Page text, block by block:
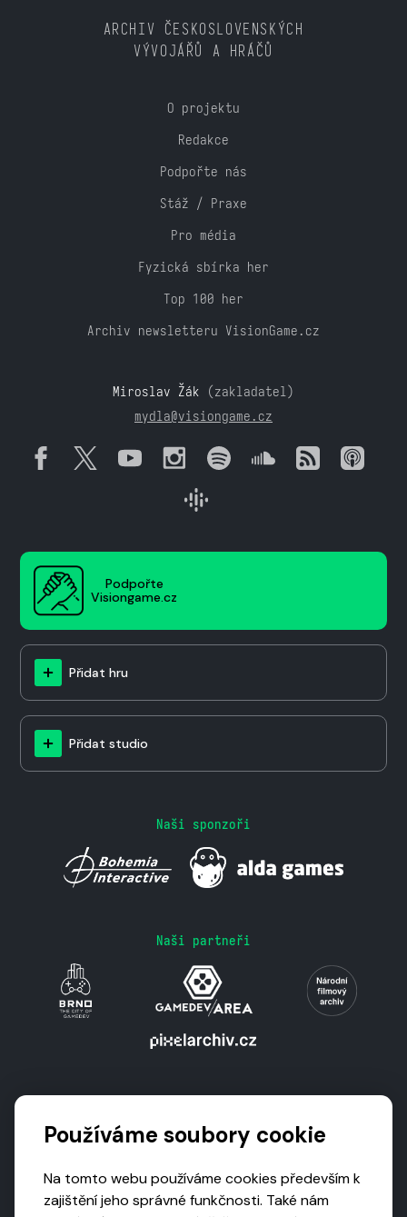
ARCHIV ČESKOSLOVENSKÝCH
VÝVOJÁŘŮ A HRÁČŮ
O projektu
Redakce
Podpořte nás
Stáž / Praxe
Pro média
Fyzická sbírka her
Top 100 her
Archiv newsletteru VisionGame.cz
Miroslav Žák (zakladatel)
mydla@visiongame.cz
Podpořte
Visiongame.cz
Přidat hru
Přidat studio
Naši sponzoři
Naši partneři
Používáme soubory cookie
Na tomto webu používáme cookies především k
zajištění jeho správné funkčnosti. Také nám